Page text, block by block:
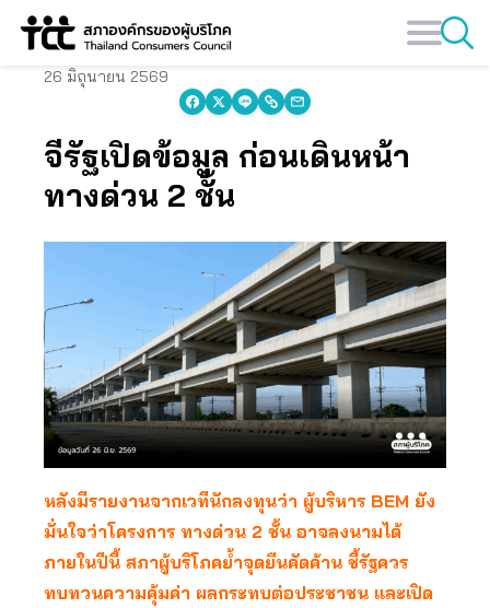
Skip
26 มิถุนายน 2569
จี้รัฐเปิดข้อมูล ก่อนเดินหน้า
ทางด่วน 2 ชั้น
หลังมีรายงานจากเวทีนักลงทุนว่า ผู้บริหาร BEM ยัง
มั่นใจว่าโครงการ ทางด่วน 2 ชั้น อาจลงนามได้
ภายในปีนี้ สภาผู้บริโภคย้ำจุดยืนคัดค้าน ชี้รัฐควร
ทบทวนความคุ้มค่า ผลกระทบต่อประชาชน และเปิด